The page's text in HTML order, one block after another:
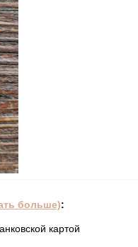
больше):
картой